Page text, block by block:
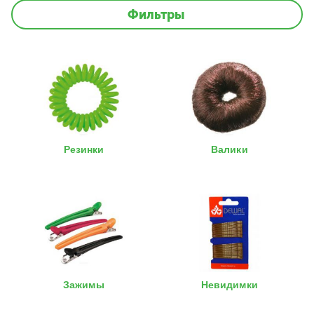
Фильтры
Резинки Валики
Зажимы Невидимки